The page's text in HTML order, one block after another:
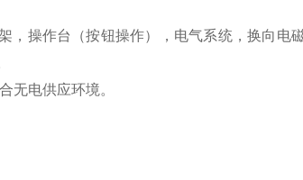
，操作台（按钮操作），电气系统，换向电
无电供应环境。